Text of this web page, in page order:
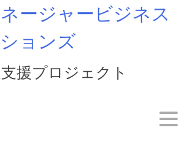
ージャービジネス
ョンズ
援プロジェクト